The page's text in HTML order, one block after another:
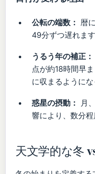
公転の端数： 暦
49分ずつ遅れます
うるう年の補正：
点が約18時間早
に収まるようにな
惑星の摂動：
月
響により、数分程
天文学的な冬